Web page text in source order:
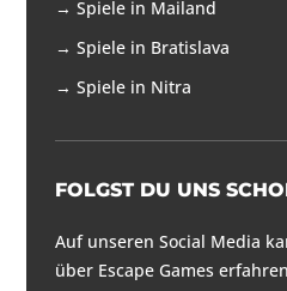
→Spiele in Mailand
→Spiele in Bratislava
→Spiele in Nitra
FOLGST DU UNS
Auf unseren Social Media
über Escape Games